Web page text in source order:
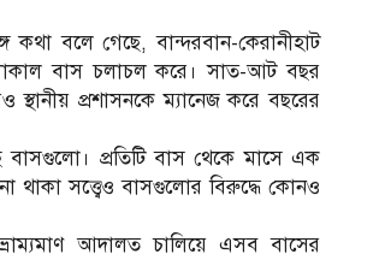
কথা বলে গেছে, বান্দরবান-কেরানীহাট
বাস চলাচল করে। সাত-আট বছর
প্রশাসন‌কে ম্যানেজ করে বছ‌রের
বাসগু‌লো। প্রতিটি বাস থেকে মা‌সে এক
থাকা সত্ত্বেও বাসগুলোর বিরুদ্ধে কোনও
আদালত চা‌লি‌য়ে এসব বাসের